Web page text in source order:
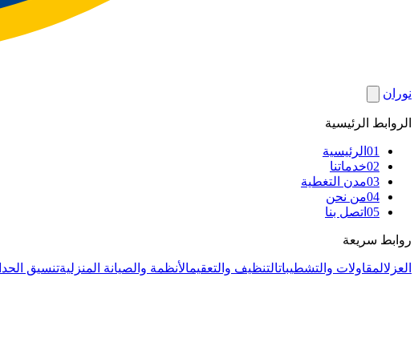
نوران
الروابط الرئيسية
01 الرئيسية
02خدماتنا
03مدن التغطية
04من نحن
05 اتصل بنا
روابط سريعة
العزلالمقاولات والتشطيباتالتنظيف والتعقيمالأنظمة والصيانة المنزليةتنسيق